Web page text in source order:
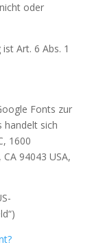
oder
Art. 6 Abs. 1
Fonts zur
handelt sich
1600
94043 USA,